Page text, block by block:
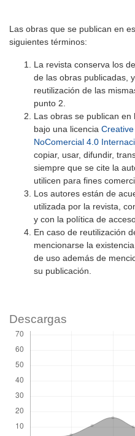
Las obras que se publican en
siguientes términos:
La revista conserva los
de las obras publicadas,
reutilización de las
punto 2.
Las obras se publican
bajo una licencia
NoComercial 4.0
copiar, usar, difundir,
siempre que se cite la
utilicen para fines
Los autores están de
utilizada por la revista,
y con la política de
En caso de reutilización
mencionarse la
de uso además de
su publicación.
Descargas